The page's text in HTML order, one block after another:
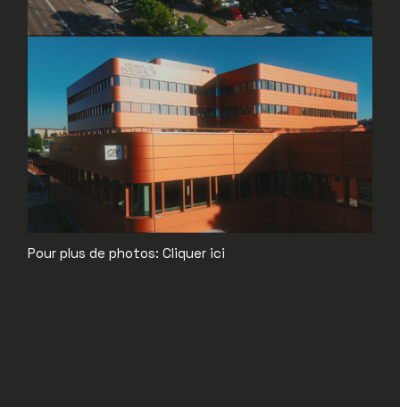
Pour plus de photos:Cliquer ici